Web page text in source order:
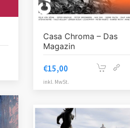
Casa Chroma – Das
Magazin
€15,00
inkl. MwSt.